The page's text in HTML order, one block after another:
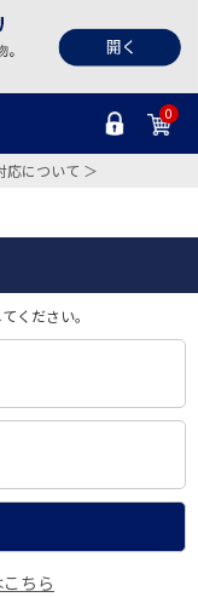
0
応について ＞
ください。
ちら